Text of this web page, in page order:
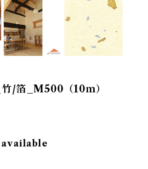
/箔_M500（10ｍ）